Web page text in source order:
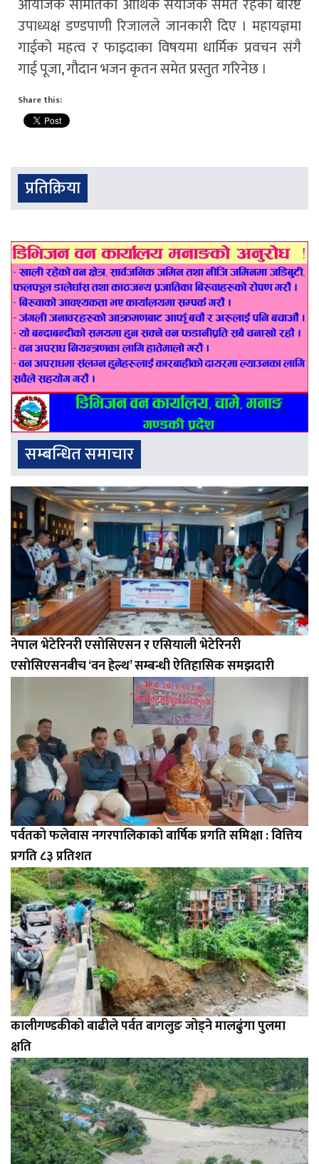
उपाध्यक्ष डण्डपाणी रिजालले जानकारी दिए । महायज्ञमा
गाईको महत्व र फाइदाका विषयमा धार्मिक प्रवचन संगै
गाई पूजा, गौदान भजन कृतन समेत प्रस्तुत गरिनेछ ।
Share this:
प्रतिक्रिया
सम्बन्धित समाचार
नेपाल भेटेरिनरी एसोसिएसन र एसियाली भेटेरिनरी
एसोसिएसनबीच ‘वन हेल्थ’ सम्बन्धी ऐतिहासिक समझदारी
पर्वतको फलेवास नगरपालिकाको बार्षिक प्रगति समिक्षा : वित्तिय
प्रगति ८३ प्रतिशत
कालीगण्डकीको बाढीले पर्वत बागलुङ जोड्ने मालढुंगा पुलमा
क्षति